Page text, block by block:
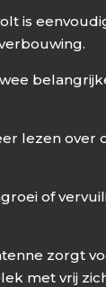
is
lezen over
of
zorgt
met vrij